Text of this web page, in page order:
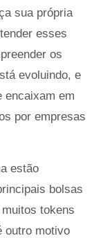
sua própria
esses
os
evoluindo, e
encaixam em
por empresas
estão
bolsas
tokens
outro motivo